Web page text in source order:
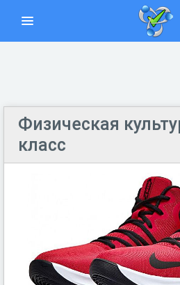
Физическая
класс